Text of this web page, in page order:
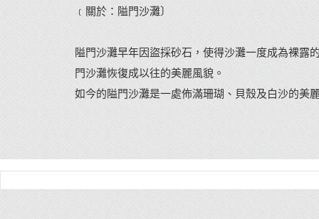
﹝關於：隘門沙灘〕
隘門沙灘早年因盜採砂石，使得沙灘一度成為裸露
門沙灘恢復成以往的美麗風貌。
如今的隘門沙灘是一處佈滿珊瑚、貝殼及白沙的美